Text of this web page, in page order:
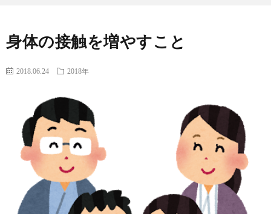
身体の接触を増やすこと
2018.06.24 2018年